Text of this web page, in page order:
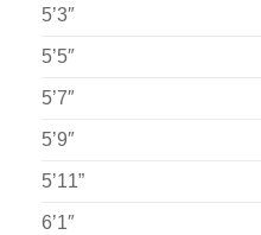
5’3″
5’5″
5’7″
5’9″
5’11”
6’1″